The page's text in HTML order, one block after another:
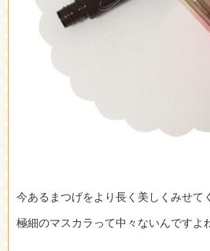
今あるまつげをより長く美しくみせて
極細のマスカラって中々ないんですよ